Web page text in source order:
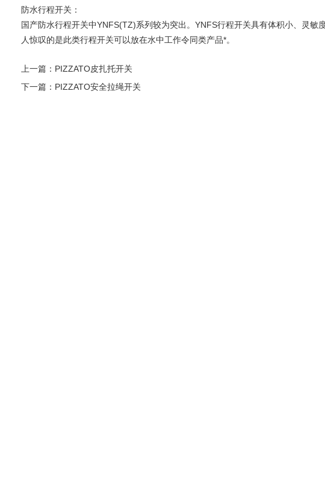
防水行程开关：
国产防水行程开关中YNFS(TZ)系列较为突出。YNFS行程开关具有体积小、灵敏
人惊叹的是此类行程开关可以放在水中工作令同类产品*。
上一篇： PIZZATO皮扎托开关
下一篇： PIZZATO安全拉绳开关